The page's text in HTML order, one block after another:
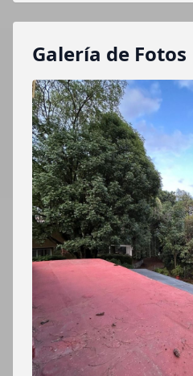
Galería de Fotos